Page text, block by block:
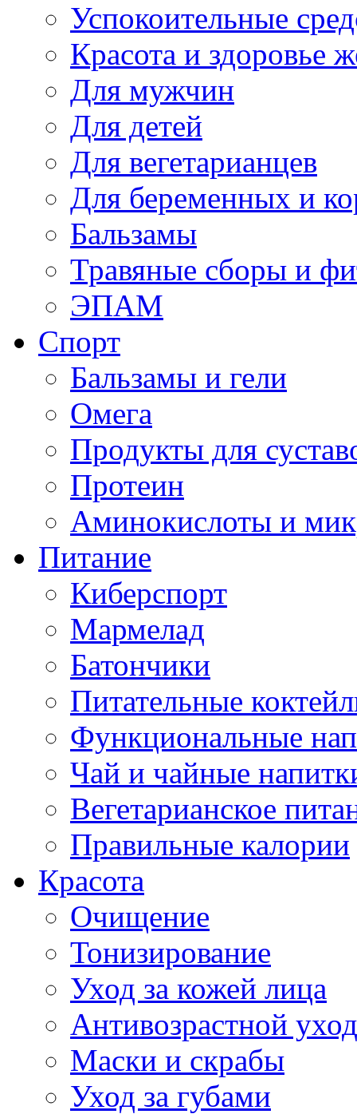
Успокоительные
Красота и здоровье
Для мужчин
Для детей
Для вегетарианцев
Для беременных и
Бальзамы
Травяные сборы и
ЭПАМ
Спорт
Бальзамы и гели
Омега
Продукты для
Протеин
Аминокислоты и
Питание
Киберспорт
Мармелад
Батончики
Питательные
Функциональные
Чай и чайные
Вегетарианское
Правильные калории
Красота
Очищение
Тонизирование
Уход за кожей лица
Антивозрастной уход
Маски и скрабы
Уход за губами